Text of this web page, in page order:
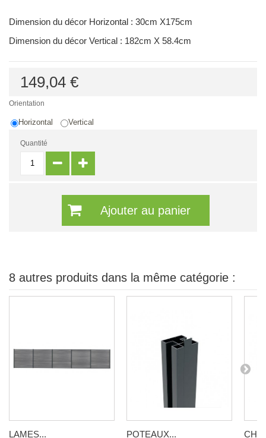
Dimension du décor Horizontal : 30cm X175cm
Dimension du décor Vertical : 182cm X 58.4cm
149,04 €
Orientation
Horizontal Vertical
Quantité
Ajouter au panier
8 autres produits dans la même catégorie :
LAMES... POTEAUX...